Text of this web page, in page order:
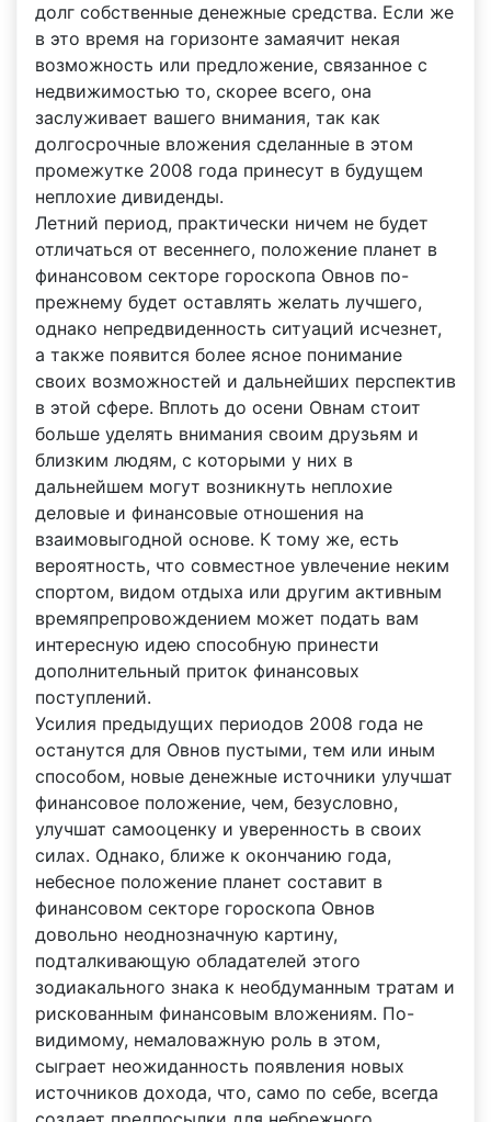
долг собственные денежные средства. Если же
в это время на горизонте замаячит некая
возможность или предложение, связанное с
недвижимостью то, скорее всего, она
заслуживает вашего внимания, так как
долгосрочные вложения сделанные в этом
промежутке 2008 года принесут в будущем
неплохие дивиденды.
Летний период, практически ничем не будет
отличаться от весеннего, положение планет в
финансовом секторе гороскопа Овнов по-
прежнему будет оставлять желать лучшего,
однако непредвиденность ситуаций исчезнет,
а также появится более ясное понимание
своих возможностей и дальнейших перспектив
в этой сфере. Вплоть до осени Овнам стоит
больше уделять внимания своим друзьям и
близким людям, с которыми у них в
дальнейшем могут возникнуть неплохие
деловые и финансовые отношения на
взаимовыгодной основе. К тому же, есть
вероятность, что совместное увлечение неким
спортом, видом отдыха или другим активным
времяпрепровождением может подать вам
интересную идею способную принести
дополнительный приток финансовых
поступлений.
Усилия предыдущих периодов 2008 года не
останутся для Овнов пустыми, тем или иным
способом, новые денежные источники улучшат
финансовое положение, чем, безусловно,
улучшат самооценку и уверенность в своих
силах. Однако, ближе к окончанию года,
небесное положение планет составит в
финансовом секторе гороскопа Овнов
довольно неоднозначную картину,
подталкивающую обладателей этого
зодиакального знака к необдуманным тратам и
рискованным финансовым вложениям. По-
видимому, немаловажную роль в этом,
сыграет неожиданность появления новых
источников дохода, что, само по себе, всегда